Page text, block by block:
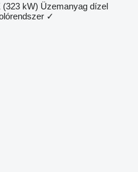
(323 kW) Üzemanyag dízel
✓